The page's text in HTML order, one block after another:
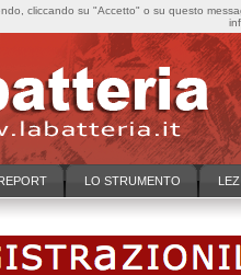
LO STRUMENTO
cliccando su "Accetto" o su questo